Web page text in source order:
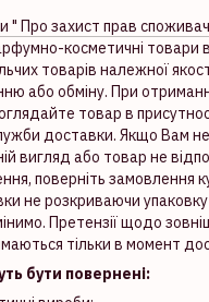
" Про захист прав
косметичні товари
товарів належної
або обміну. При
товар в
доставки. Якщо Вам не
вигляд або товар не
поверніть замовлення
не розкриваючи
Претензії щодо
тільки в момент
бути повернені: